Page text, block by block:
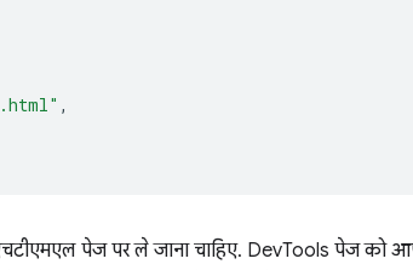
,
पेज पर ले जाना चाहिए. DevTools पेज